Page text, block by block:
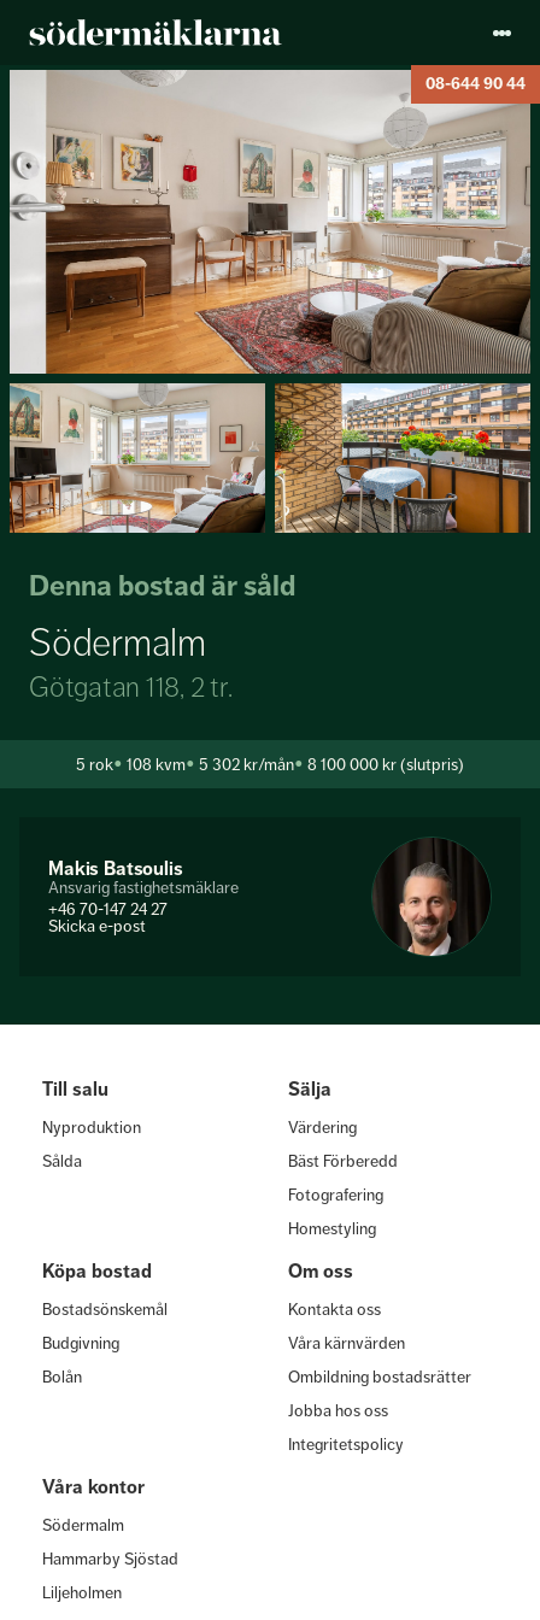
08-644 90 44
Denna bostad är såld
Götgatan 118, 2 tr.
Södermalm
5 rok 108 kvm 5 302 kr/mån 8 100 000 kr (slutpris)
Makis Batsoulis
Ansvarig fastighetsmäklare
+46 70-147 24 27
Skicka e-post
Till salu
Nyproduktion
Sålda
Sälja
Värdering
Bäst Förberedd
Fotografering
Homestyling
Köpa bostad
Bostadsönskemål
Budgivning
Bolån
Om oss
Kontakta oss
Våra kärnvärden
Ombildning bostadsrätter
Jobba hos oss
Integritetspolicy
Våra kontor
Södermalm
Hammarby Sjöstad
Liljeholmen